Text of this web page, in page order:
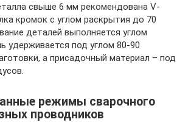
свыше 6 мм рекомендована V-
кромок с углом раскрытия до 70
деталей выполняется углом
удерживается под углом 80-90
а присадочный материал – под
режимы сварочного
проводников